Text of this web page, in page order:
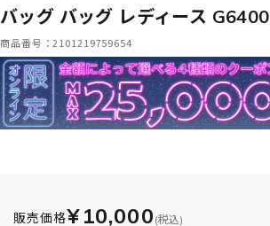
バッグ バッグ レディース G6400
商品番号：2101219759654
販売価格¥10,000 (税込)